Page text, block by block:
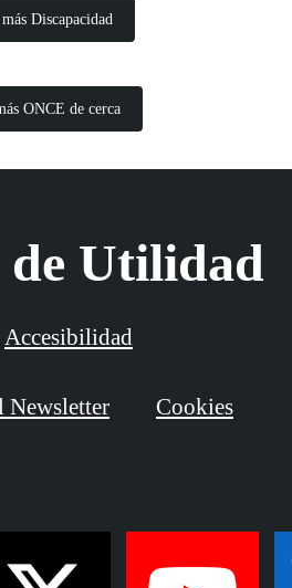
Discapacidad
ONCE de cerca
de Utilidad
Accesibilidad
Newsletter Cookies